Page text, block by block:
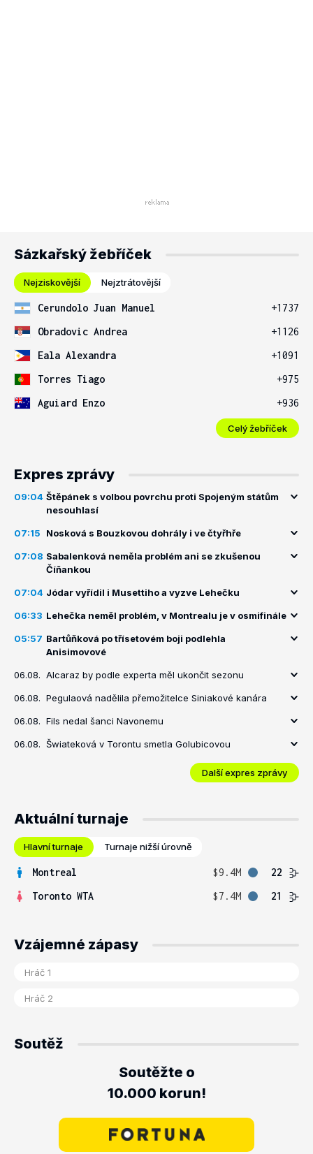
Sázkařský žebříček
Nejziskovější Nejztrátovější
Cerundolo Juan Manuel
+1737
Obradovic Andrea
+1126
Eala Alexandra
+1091
Torres Tiago
+975
Aguiard Enzo
+936
Celý žebříček
Expres zprávy
09:04 Štěpánek s volbou povrchu proti Spojeným státům
nesouhlasí
07:15 Nosková s Bouzkovou dohrály i ve čtyřhře
07:08 Sabalenková neměla problém ani se zkušenou
Číňankou
07:04 Jódar vyřídil i Musettiho a vyzve Lehečku
06:33 Lehečka neměl problém, v Montrealu je v osmifinále
05:57 Bartůňková po třísetovém boji podlehla
Anisimovové
06.08. Alcaraz by podle experta měl ukončit sezonu
06.08. Pegulaová nadělila přemožitelce Siniakové kanára
06.08. Fils nedal šanci Navonemu
06.08. Šwiateková v Torontu smetla Golubicovou
Další expres zprávy
Aktuální turnaje
Hlavní turnaje Turnaje nižší úrovně
Montreal $9.4M
22
Toronto WTA
$7.4M 21
Vzájemné zápasy
Soutěž
Soutěžte o
10.000 korun!